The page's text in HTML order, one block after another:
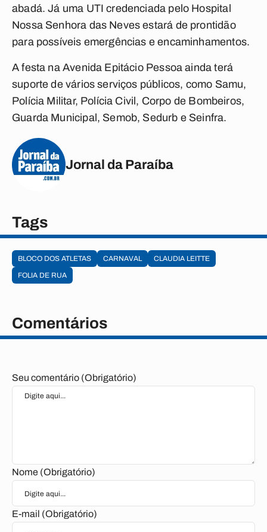
abadá. Já uma UTI credenciada pelo Hospital
Nossa Senhora das Neves estará de prontidão
para possíveis emergências e encaminhamentos.
A festa na Avenida Epitácio Pessoa ainda terá
suporte de vários serviços públicos, como Samu,
Polícia Militar, Polícia Civil, Corpo de Bombeiros,
Guarda Municipal, Semob, Sedurb e Seinfra.
Jornal da Paraíba
Tags
BLOCO DOS ATLETAS CARNAVAL
CLAUDIA LEITTE
FOLIA DE RUA
Comentários
Seu comentário (Obrigatório)
Nome (Obrigatório)
E-mail (Obrigatório)